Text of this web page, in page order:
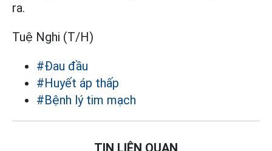
ra.
Tuệ Nghi (T/H)
#Đau đầu
#Huyết áp thấp
#Bệnh lý tim mạch
TIN LIÊN QUAN